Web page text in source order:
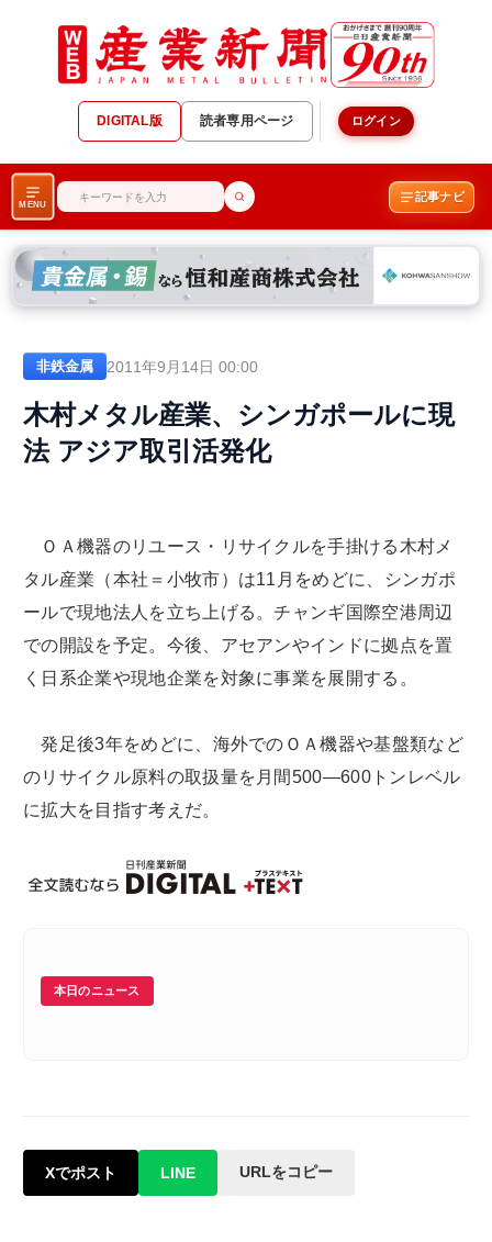
DIGITAL版 読者専用ページ ログイン
MENU
記事ナビ
非鉄金属 2011年9月14日 00:00
木村メタル産業、シンガポールに現
法 アジア取引活発化
ＯＡ機器のリユース・リサイクルを手掛ける木村メ
タル産業（本社＝小牧市）は11月をめどに、シンガポ
ールで現地法人を立ち上げる。チャンギ国際空港周辺
での開設を予定。今後、アセアンやインドに拠点を置
く日系企業や現地企業を対象に事業を展開する。
発足後3年をめどに、海外でのＯＡ機器や基盤類など
のリサイクル原料の取扱量を月間500―600トンレベル
に拡大を目指す考えだ。
本日のニュース
Xでポスト LINE URLをコピー